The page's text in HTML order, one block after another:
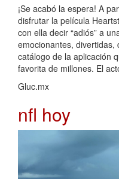
¡Se acabó la espera! A
disfrutar la película
con ella decir “adiós” a
emocionantes, divertidas,
catálogo de la aplicación
favorita de millones. El
Gluc.mx
nfl hoy